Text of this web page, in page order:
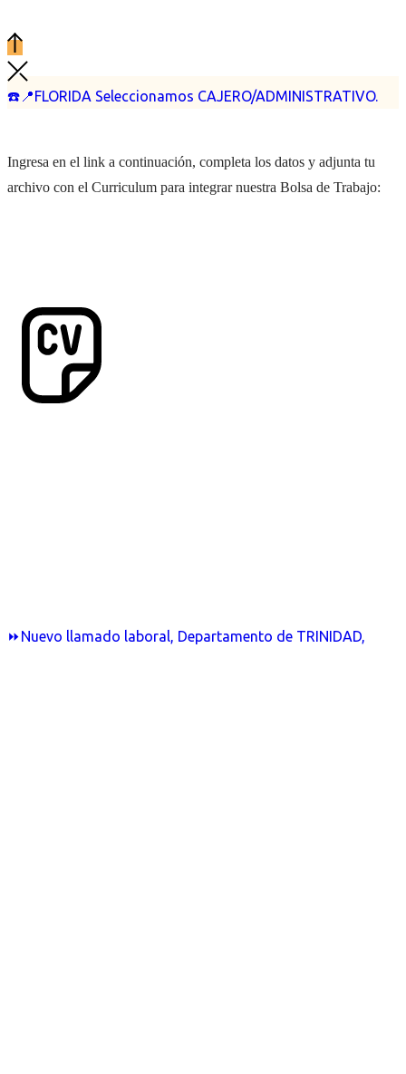
☎️📍FLORIDA Seleccionamos CAJERO/ADMINISTRATIVO.
⏩Nuevo llamado laboral, Departamento de TRINIDAD,
Ingresa en el link a continuación, completa los datos y adjunta tu
archivo con el Curriculum para integrar nuestra Bolsa de Trabajo: